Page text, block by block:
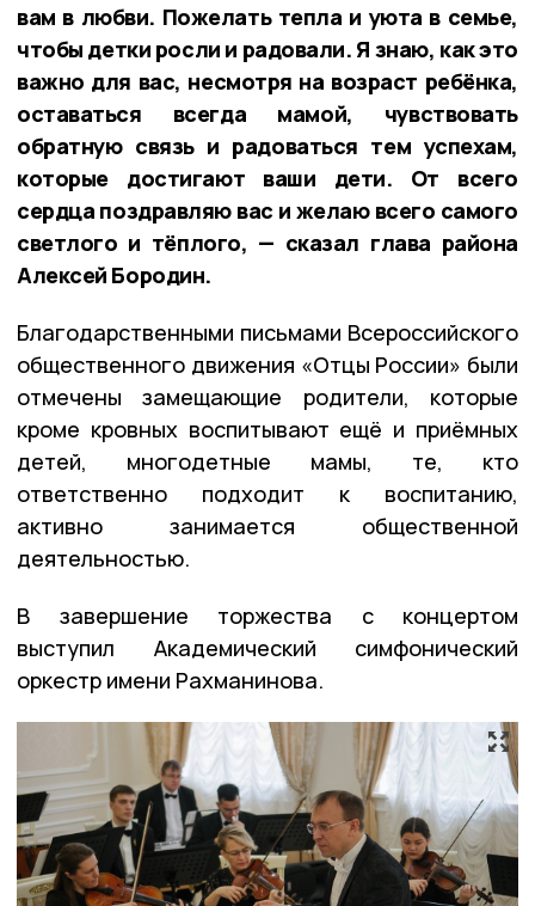
вам в любви. Пожелать тепла и уюта в семье,
чтобы детки росли и радовали. Я знаю, как это
важно для вас, несмотря на возраст ребёнка,
оставаться всегда мамой, чувствовать
обратную связь и радоваться тем успехам,
которые достигают ваши дети. От всего
сердца поздравляю вас и желаю всего самого
светлого и тёплого, — сказал глава района
Алексей Бородин.
Благодарственными письмами Всероссийского
общественного движения «Отцы России» были
отмечены замещающие родители, которые
кроме кровных воспитывают ещё и приёмных
детей, многодетные мамы, те, кто
ответственно подходит к воспитанию,
активно занимается общественной
деятельностью.
В завершение торжества с концертом
выступил Академический симфонический
оркестр имени Рахманинова.